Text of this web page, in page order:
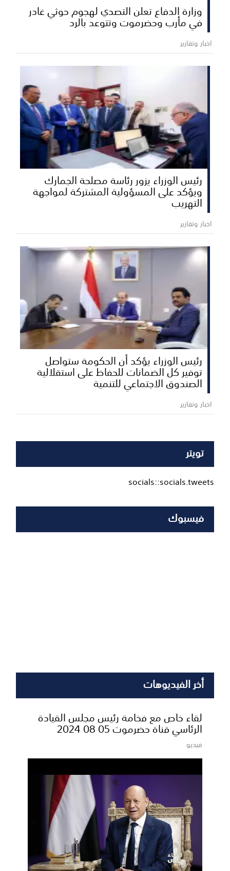
وزارة الدفاع تعلن التصدي لهجوم حوثي غادر
في مأرب وحضرموت وتتوعد بالرد
اخبار وتقارير
رئيس الوزراء يزور رئاسة مصلحة الجمارك
ويؤكد على المسؤولية المشتركة لمواجهة
التهريب
اخبار وتقارير
رئيس الوزراء يؤكد أن الحكومة ستواصل
توفير كل الضمانات للحفاظ على استقلالية
الصندوق الاجتماعي للتنمية
اخبار وتقارير
تويتر
socials::socials.tweets
فيسبوك
أخر الفيديوهات
لقاء خاص مع فخامة رئيس مجلس القيادة
الرئاسي قناة حضرموت 05 08 2024
فيديو